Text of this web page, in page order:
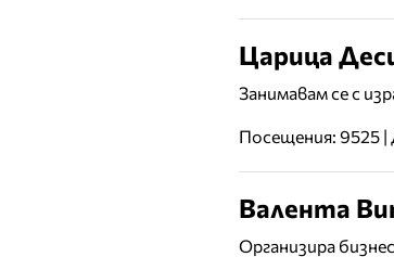
Царица
Занимавам се с
Посещения: 9525
Валента
Организира